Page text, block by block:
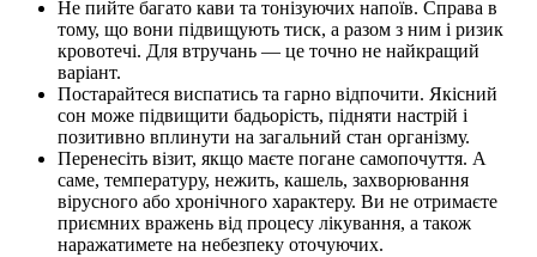
Не пийте багато кави та тонізуючих напоїв. Справа в
тому, що вони підвищують тиск, а разом з ним і ризик
кровотечі. Для втручань — це точно не найкращий
варіант.
Постарайтеся виспатись та гарно відпочити. Якісний
сон може підвищити бадьорість, підняти настрій і
позитивно вплинути на загальний стан організму.
Перенесіть візит, якщо маєте погане самопочуття. А
саме, температуру, нежить, кашель, захворювання
вірусного або хронічного характеру. Ви не отримаєте
приємних вражень від процесу лікування, а також
наражатимете на небезпеку оточуючих.